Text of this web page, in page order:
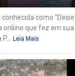
conhecida como
onliine que fez em
Leia Mais